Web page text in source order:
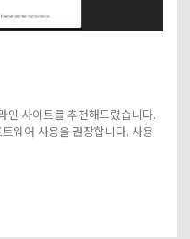
인 사이트를 추천해드렸습니다.
웨어 사용을 권장합니다. 사용